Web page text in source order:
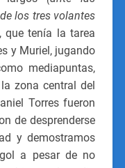
los tres volantes
que tenía la tarea
y Muriel, jugando
mediapuntas,
zona central del
Torres fueron
de desprenderse
y demostramos
a pesar de no